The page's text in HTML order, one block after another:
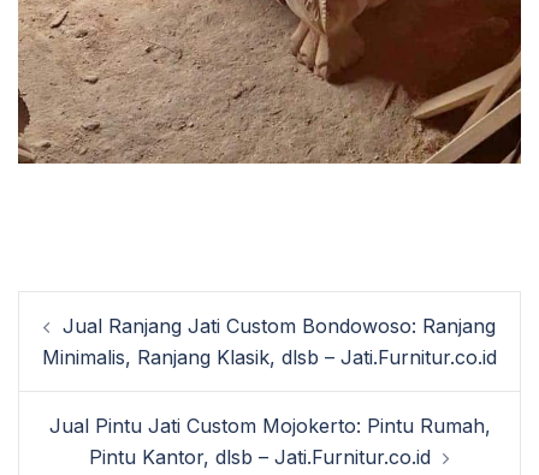
navigation
Jual Ranjang Jati Custom Bondowoso: Ranjang
Minimalis, Ranjang Klasik, dlsb – Jati.Furnitur.co.id
Jual Pintu Jati Custom Mojokerto: Pintu Rumah,
Pintu Kantor, dlsb – Jati.Furnitur.co.id